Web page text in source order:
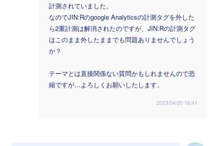
計測されていました。
なのでJIN:Rのgoogle Analyticsの計測タグを外した
ら2重計測は解消されたのですが、JIN:Rの計測タグ
はこのまま外したままでも問題ありませんでしょう
か？
テーマとは直接関係ない質問かもしれませんので恐
縮ですが…よろしくお願いしたします。
2023/04/20 16:41